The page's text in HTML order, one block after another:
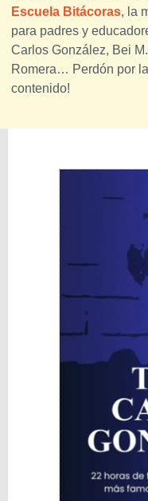
Escuela Bitácoras, la
para padres y
Carlos González, Bei
Romera… Perdón por
contenido!